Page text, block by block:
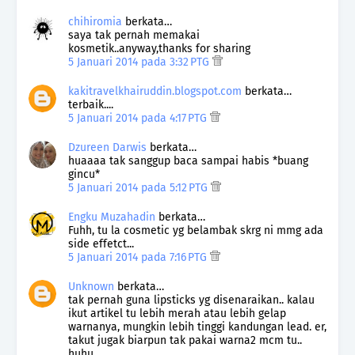
chihiromia berkata…
saya tak pernah memakai
kosmetik..anyway,thanks for sharing
5 Januari 2014 pada 3:32 PTG
kakitravelkhairuddin.blogspot.com berkata…
terbaik....
5 Januari 2014 pada 4:17 PTG
Dzureen Darwis berkata…
huaaaa tak sanggup baca sampai habis *buang
gincu*
5 Januari 2014 pada 5:12 PTG
Engku Muzahadin berkata…
Fuhh, tu la cosmetic yg belambak skrg ni mmg ada
side effetct...
5 Januari 2014 pada 7:16 PTG
Unknown berkata…
tak pernah guna lipsticks yg disenaraikan.. kalau
ikut artikel tu lebih merah atau lebih gelap
warnanya, mungkin lebih tinggi kandungan lead. er,
takut jugak biarpun tak pakai warna2 mcm tu..